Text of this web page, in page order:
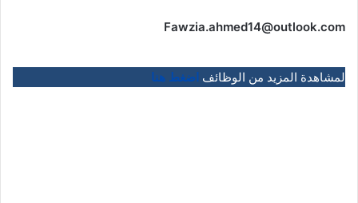
Fawzia.ahmed14@outlook.com
لمشاهدة المزيد من الوظائف اضغط هنا